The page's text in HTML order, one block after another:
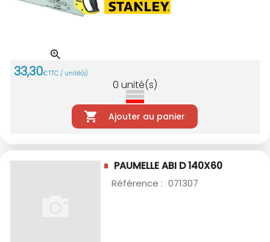
33,30€TTC / unité(s)
0 unité(s)
Ajouter au panier
PAUMELLE ABI D 140X60
Référence : 071307